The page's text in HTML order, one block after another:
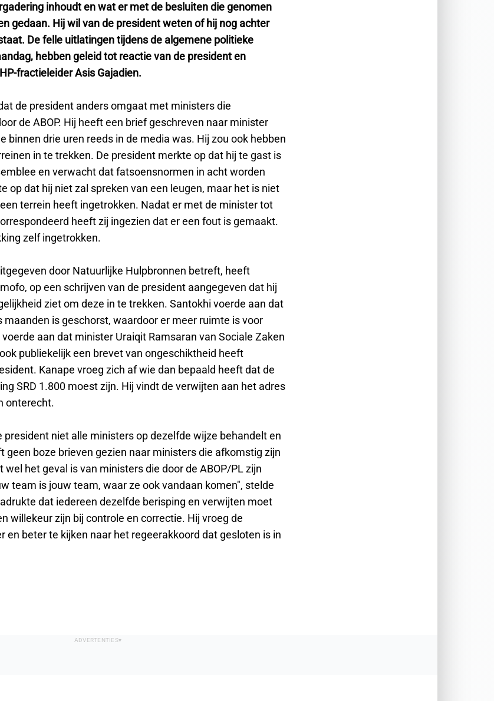
inhoudt en wat er met de besluiten die genomen
gedaan. Hij wil van de president weten of hij nog achter
De felle uitlatingen tijdens de algemene politieke
hebben geleid tot reactie van de president en
fractieleider Asis Gajadien.
de president anders omgaat met ministers die
de ABOP. Hij heeft een brief geschreven naar minister
binnen drie uren reeds in de media was. Hij zou ook hebben
in te trekken. De president merkte op dat hij te gast is
en verwacht dat fatsoensnormen in acht worden
op dat hij niet zal spreken van een leugen, maar het is niet
terrein heeft ingetrokken. Nadat er met de minister tot
heeft zij ingezien dat er een fout is gemaakt.
zelf ingetrokken.
door Natuurlijke Hulpbronnen betreft, heeft
op een schrijven van de president aangegeven dat hij
ziet om deze in te trekken. Santokhi voerde aan dat
maanden is geschorst, waardoor er meer ruimte is voor
aan dat minister Uraiqit Ramsaran van Sociale Zaken
publiekelijk een brevet van ongeschiktheid heeft
Kanape vroeg zich af wie dan bepaald heeft dat de
SRD 1.800 moest zijn. Hij vindt de verwijten aan het adres
onterecht.
president niet alle ministers op dezelfde wijze behandelt en
geen boze brieven gezien naar ministers die afkomstig zijn
wel het geval is van ministers die door de ABOP/PL zijn
team is jouw team, waar ze ook vandaan komen", stelde
dat iedereen dezelfde berisping en verwijten moet
willekeur zijn bij controle en correctie. Hij vroeg de
en beter te kijken naar het regeerakkoord dat gesloten is in